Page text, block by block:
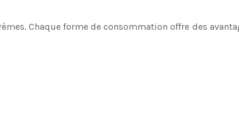
Chaque forme de consommation offre des